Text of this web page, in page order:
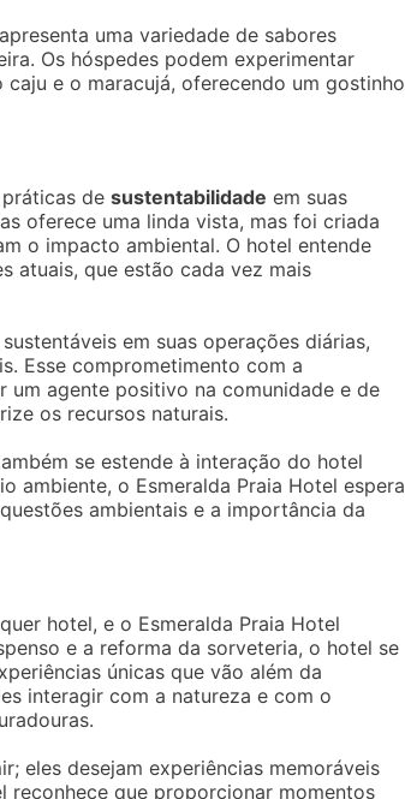
uma variedade de sabores
Os hóspedes podem experimentar
e o maracujá, oferecendo um gostinho
de sustentabilidade em suas
oferece uma linda vista, mas foi criada
o impacto ambiental. O hotel entende
atuais, que estão cada vez mais
em suas operações diárias,
Esse comprometimento com a
um agente positivo na comunidade e de
os recursos naturais.
se estende à interação do hotel
ambiente, o Esmeralda Praia Hotel espera
ambientais e a importância da
hotel, e o Esmeralda Praia Hotel
e a reforma da sorveteria, o hotel se
únicas que vão além da
interagir com a natureza e com o
eles desejam experiências memoráveis
reconhece que proporcionar momentos